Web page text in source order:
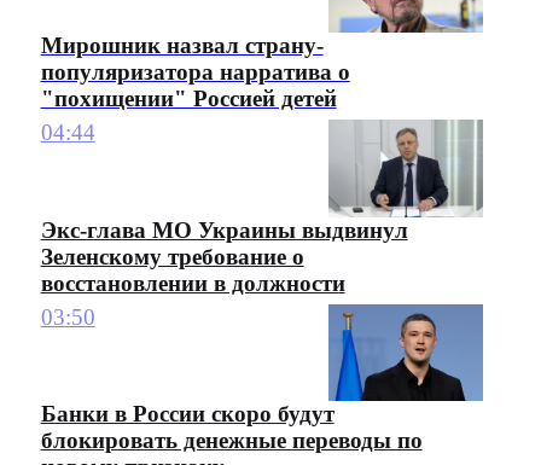
Мирошник назвал страну-
популяризатора нарратива о
"похищении" Россией детей
04:44
Экс-глава МО Украины выдвинул
Зеленскому требование о
восстановлении в должности
03:50
Банки в России скоро будут
блокировать денежные переводы по